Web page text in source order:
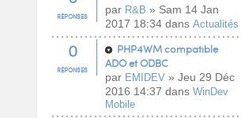
RÉPONSES
par R&B » Sam 14 Jan
2017 18:34 dans Actualités
0
RÉPONSES
PHP4WM compatible
ADO et ODBC
par EMIDEV» Jeu 29 Déc
2016 14:37 dans WinDev
Mobile